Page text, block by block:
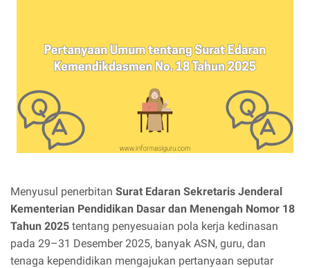
Menyusul penerbitan Surat Edaran Sekretaris Jenderal
Kementerian Pendidikan Dasar dan Menengah Nomor 18
Tahun 2025 tentang penyesuaian pola kerja kedinasan
pada 29–31 Desember 2025, banyak ASN, guru, dan
tenaga kependidikan mengajukan pertanyaan seputar